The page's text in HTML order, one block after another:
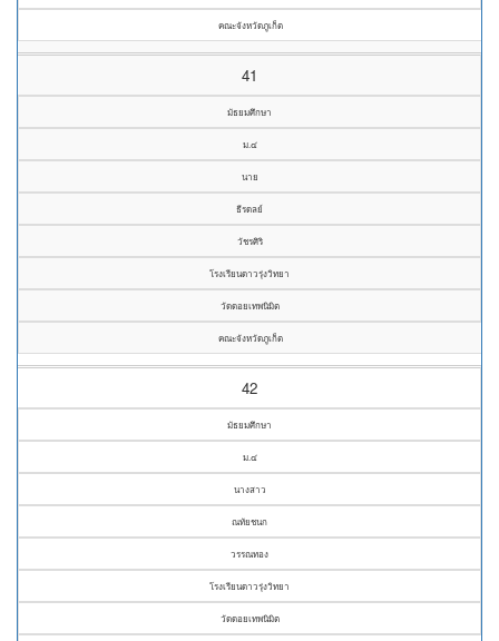
คณะจังหวัดภูเก็ต
41
มัธยมศึกษา
ม.๔
นาย
ธีรดลย์
วัชรศิริ
โรงเรียนดาวรุ่งวิทยา
วัดดอยเทพนิมิต
คณะจังหวัดภูเก็ต
42
มัธยมศึกษา
ม.๔
นางสาว
ณทัยชนก
วรรณทอง
โรงเรียนดาวรุ่งวิทยา
วัดดอยเทพนิมิต